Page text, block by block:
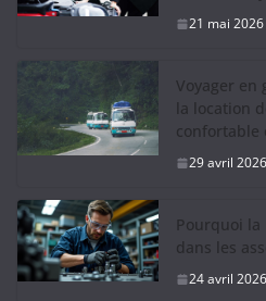
21 mai 2026
Voyager en
la location
confortable
29 avril 2026
Pourquoi
dans les
24 avril 2026